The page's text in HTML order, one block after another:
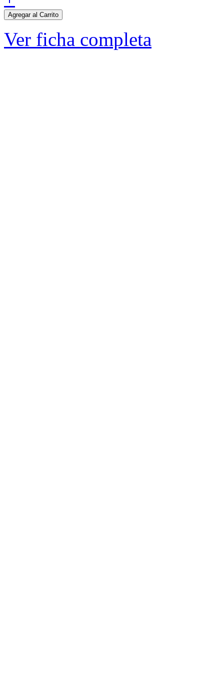
Agregar al Carrito
Ver ficha completa